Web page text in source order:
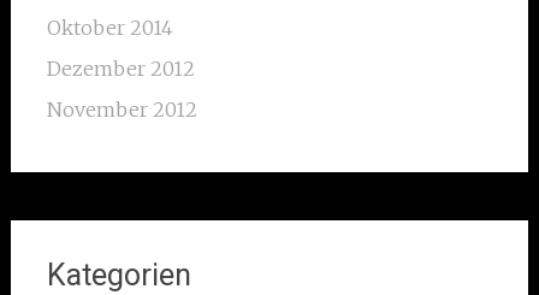
Oktober 2014
Dezember 2012
November 2012
Kategorien